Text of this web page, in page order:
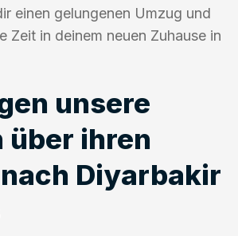
einen gelungenen Umzug und
Zeit in deinem neuen Zuhause in
unsere
über ihren
Diyarbakir